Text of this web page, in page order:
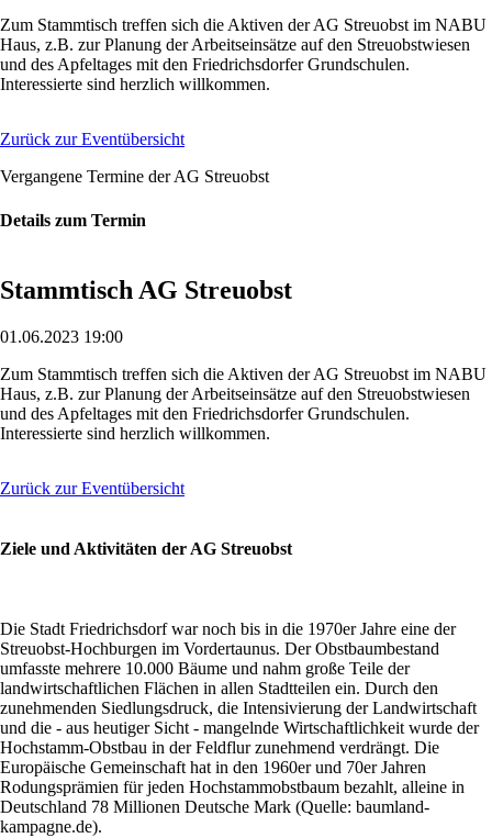
Zum Stammtisch treffen sich die Aktiven der AG Streuobst im NABU
Haus, z.B. zur Planung der Arbeitseinsätze auf den Streuobstwiesen
und des Apfeltages mit den Friedrichsdorfer Grundschulen.
Interessierte sind herzlich willkommen.
Zurück zur Eventübersicht
Vergangene Termine der AG Streuobst
Details zum Termin
Stammtisch AG Streuobst
01.06.2023 19:00
Zum Stammtisch treffen sich die Aktiven der AG Streuobst im NABU
Haus, z.B. zur Planung der Arbeitseinsätze auf den Streuobstwiesen
und des Apfeltages mit den Friedrichsdorfer Grundschulen.
Interessierte sind herzlich willkommen.
Zurück zur Eventübersicht
Ziele und Aktivitäten der AG Streuobst
Die Stadt Friedrichsdorf war noch bis in die 1970er Jahre eine der
Streuobst-Hochburgen im Vordertaunus. Der Obstbaumbestand
umfasste mehrere 10.000 Bäume und nahm große Teile der
landwirtschaftlichen Flächen in allen Stadtteilen ein. Durch den
zunehmenden Siedlungsdruck, die Intensivierung der Landwirtschaft
und die - aus heutiger Sicht - mangelnde Wirtschaftlichkeit wurde der
Hochstamm-Obstbau in der Feldflur zunehmend verdrängt. Die
Europäische Gemeinschaft hat in den 1960er und 70er Jahren
Rodungsprämien für jeden Hochstammobstbaum bezahlt, alleine in
Deutschland 78 Millionen Deutsche Mark (Quelle: baumland-
kampagne.de).